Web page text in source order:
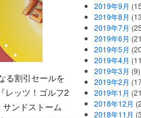
る割引セールを
レッツ！ゴルフ2
ンドストーム
2019年9月
2019年8月
2019年7月
2019年6月
2019年5月
2019年4月
2019年3月 (9)
2019年2月
2019年1月
2018年12月
2018年11月